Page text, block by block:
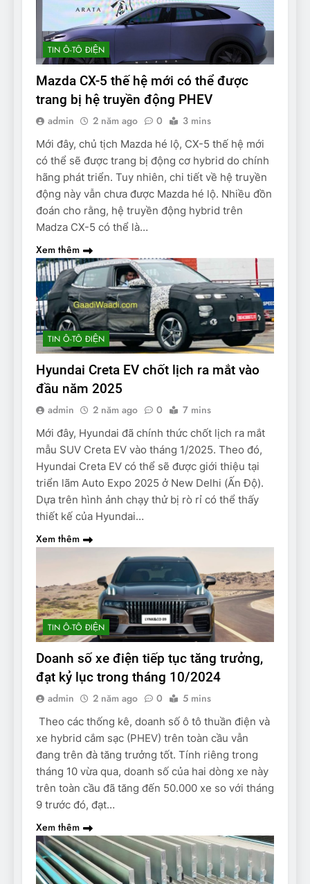
TIN Ô-TÔ ĐIỆN
Mazda CX-5 thế hệ mới có thể được
trang bị hệ truyền động PHEV
admin 2 năm ago 0 3 mins
Mới đây, chủ tịch Mazda hé lộ, CX-5 thế hệ mới
có thể sẽ được trang bị động cơ hybrid do chính
hãng phát triển. Tuy nhiên, chi tiết về hệ truyền
động này vẫn chưa được Mazda hé lộ. Nhiều đồn
đoán cho rằng, hệ truyền động hybrid trên
Madza CX-5 có thể là…
Xem thêm
TIN Ô-TÔ ĐIỆN
Hyundai Creta EV chốt lịch ra mắt vào
đầu năm 2025
admin 2 năm ago 0 7 mins
Mới đây, Hyundai đã chính thức chốt lịch ra mắt
mẫu SUV Creta EV vào tháng 1/2025. Theo đó,
Hyundai Creta EV có thể sẽ được giới thiệu tại
triển lãm Auto Expo 2025 ở New Delhi (Ấn Độ).
Dựa trên hình ảnh chạy thử bị rò rỉ có thể thấy
thiết kế của Hyundai…
Xem thêm
TIN Ô-TÔ ĐIỆN
Doanh số xe điện tiếp tục tăng trưởng,
đạt kỷ lục trong tháng 10/2024
admin 2 năm ago 0 5 mins
Theo các thống kê, doanh số ô tô thuần điện và
xe hybrid cắm sạc (PHEV) trên toàn cầu vẫn
đang trên đà tăng trưởng tốt. Tính riêng trong
tháng 10 vừa qua, doanh số của hai dòng xe này
trên toàn cầu đã tăng đến 50.000 xe so với tháng
9 trước đó, đạt…
Xem thêm